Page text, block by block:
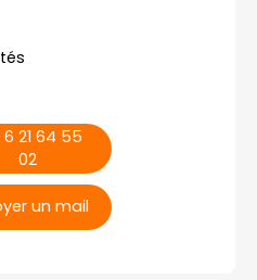
6 21 64 55
02
un mail